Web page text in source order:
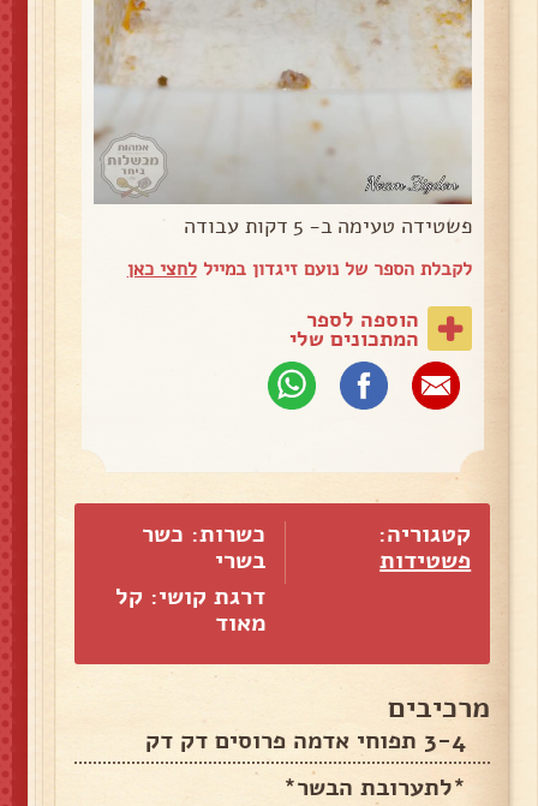
פשטידה טעימה ב- 5 דקות עבודה
לקבלת הספר של נועם זיגדון במייללחצי כאן
הוספה לספר
המתכונים שלי
קטגוריה:
פשטידות
כשרות: כשר
בשרי
דרגת קושי: קל
מאוד
מרכיבים
3-4 תפוחי אדמה פרוסים דק דק
*לתערובת הבשר*